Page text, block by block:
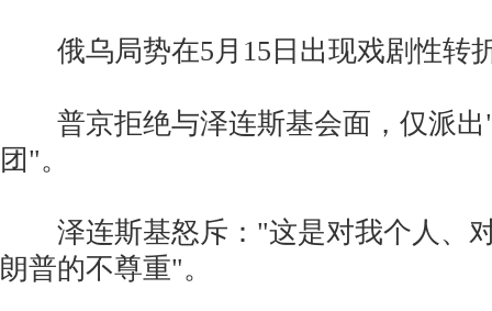
俄乌局势在5月15日出现戏剧性转
普京拒绝与泽连斯基会面，仅派出
团"。
泽连斯基怒斥："这是对我个人、
朗普的不尊重"。